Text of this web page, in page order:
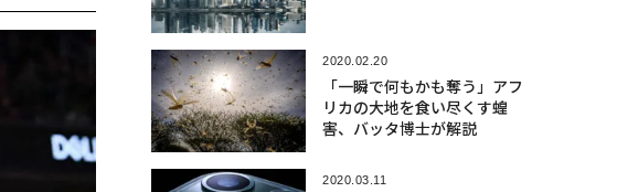
2020.02.20
「一瞬で何もかも奪う」アフ
リカの大地を食い尽くす蝗
害、バッタ博士が解説
2020.03.11